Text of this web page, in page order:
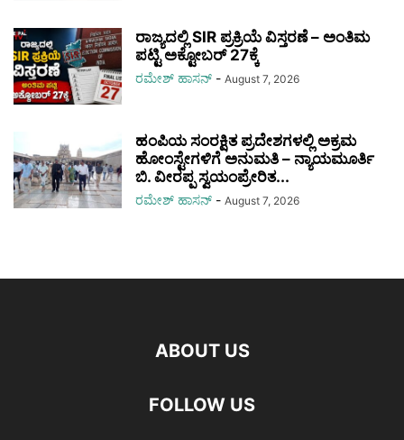
ರಾಜ್ಯದಲ್ಲಿ SIR ಪ್ರಕ್ರಿಯೆ ವಿಸ್ತರಣೆ – ಅಂತಿಮ
ಪಟ್ಟಿ ಅಕ್ಟೋಬರ್ 27ಕ್ಕೆ
ರಮೇಶ್‌ ಹಾಸನ್‌ - August 7, 2026
ಹಂಪಿಯ ಸಂರಕ್ಷಿತ ಪ್ರದೇಶಗಳಲ್ಲಿ ಅಕ್ರಮ
ಹೋಂಸ್ಟೇಗಳಿಗೆ ಅನುಮತಿ – ನ್ಯಾಯಮೂರ್ತಿ
ಬಿ. ವೀರಪ್ಪ ಸ್ವಯಂಪ್ರೇರಿತ...
ರಮೇಶ್‌ ಹಾಸನ್‌ - August 7, 2026
ABOUT US
FOLLOW US